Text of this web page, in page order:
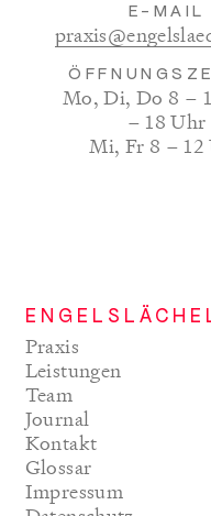
E-MAIL
Mo, Di, Do 8 –
– 18 Uhr
Mi, Fr 8 – 12
Praxis
Leistungen
Team
Journal
Kontakt
Glossar
Impressum